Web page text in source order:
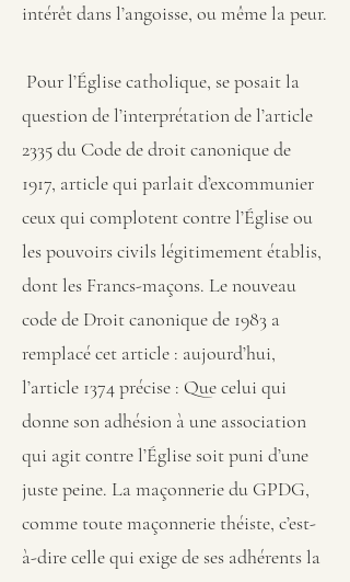
intérêt dans l’angoisse, ou même la peur.
Pour l’Église catholique, se posait la
question de l’interprétation de l’article
2335 du Code de droit canonique de
1917, article qui parlait d’excommunier
ceux qui complotent contre l’Église ou
les pouvoirs civils légitimement établis,
dont les Francs-maçons. Le nouveau
code de Droit canonique de 1983 a
remplacé cet article : aujourd’hui,
l’article 1374 précise : Que celui qui
donne son adhésion à une association
qui agit contre l’Église soit puni d’une
juste peine. La maçonnerie du GPDG,
comme toute maçonnerie théiste, c’est-
à-dire celle qui exige de ses adhérents la